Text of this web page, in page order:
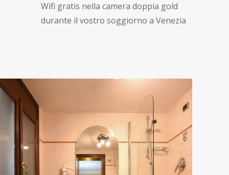
Wifi gratis nella camera doppia gold
durante il vostro soggiorno a Venezia